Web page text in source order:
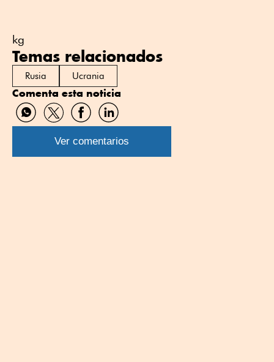
kg
Temas relacionados
Rusia Ucrania
Comenta esta noticia
Compartir
por
WhatsApp
Compartir
por
Twitter
Compartir
por
Facebook
Compartir
por
Linkedin
Ver comentarios